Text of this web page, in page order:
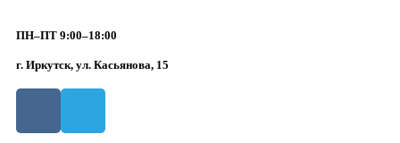
ПН–ПТ 9:00–18:00
г. Иркутск, ул. Касьянова, 15